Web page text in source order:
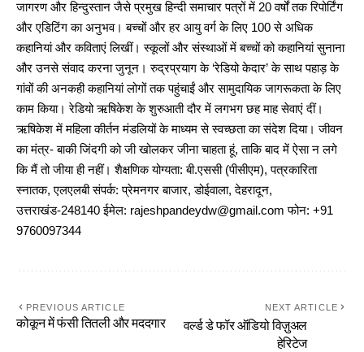
जागरण और हिन्दुस्तान जैसे प्रमुख हिन्दी समाचार पत्रों में 20 वर्षों तक रिपोर्टिंग
और एडिटिंग का अनुभव। बच्चों और हर आयु वर्ग के लिए 100 से अधिक
कहानियां और कविताएं लिखीं। स्कूलों और संस्थाओं में बच्चों को कहानियां सुनाना
और उनसे संवाद करना जुनून। रुद्रप्रयाग के ‘रेडियो केदार’ के साथ पहाड़ के
गांवों की अनकही कहानियां लोगों तक पहुंचाईं और सामुदायिक जागरूकता के लिए
काम किया। रेडियो ऋषिकेश के शुरुआती दौर में लगभग छह माह सेवाएं दीं।
ऋषिकेश में महिला कीर्तन मंडलियों के माध्यम से स्वच्छता का संदेश दिया। जीवन
का मंत्र- बाकी जिंदगी को जी खोलकर जीना चाहता हूं, ताकि बाद में ऐसा न लगे
कि मैं तो जीया ही नहीं। शैक्षणिक योग्यता: बी.एससी (पीसीएम), पत्रकारिता
स्नातक, एलएलबी संपर्क: प्रेमनगर बाजार, डोईवाला, देहरादून,
उत्तराखंड-248140 ईमेल: rajeshpandeydw@gmail.com फोन: +91
9760097344
PREVIOUS ARTICLE
कोकून में फंसी तितली और मददगार
NEXT ARTICLE
वर्ल्ड डे फॉर ऑडियो विज़ुअल
हेरिटेज